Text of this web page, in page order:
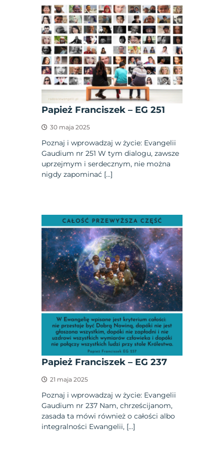
Papież Franciszek – EG 251
30 maja 2025
Poznaj i wprowadzaj w życie: Evangelii
Gaudium nr 251 W tym dialogu, zawsze
uprzejmym i serdecznym, nie można
nigdy zapominać […]
Papież Franciszek – EG 237
21 maja 2025
Poznaj i wprowadzaj w życie: Evangelii
Gaudium nr 237 Nam, chrześcijanom,
zasada ta mówi również o całości albo
integralności Ewangelii, […]